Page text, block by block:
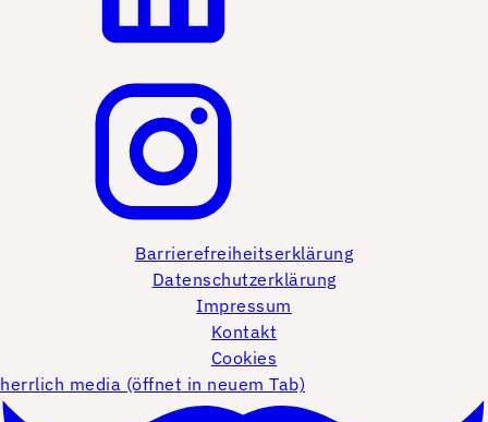
Barrierefreiheitserklärung
Datenschutzerklärung
Impressum
Kontakt
Cookies
herrlich media (öffnet in neuem Tab)